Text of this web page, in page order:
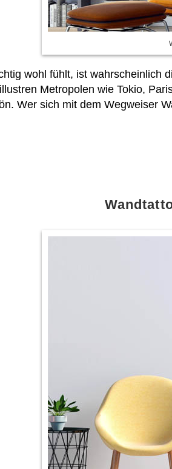
wohl fühlt, ist wahrscheinlich
Metropolen wie Tokio,
Wer sich mit dem Wegweiser